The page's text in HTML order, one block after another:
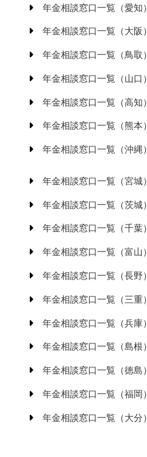
年金相談窓口一覧（愛知）
年金相談窓口一覧（大阪）
年金相談窓口一覧（鳥取）
年金相談窓口一覧（山口）
年金相談窓口一覧（高知）
年金相談窓口一覧（熊本）
年金相談窓口一覧（沖縄）
年金相談窓口一覧（宮城）
年金相談窓口一覧（茨城）
年金相談窓口一覧（千葉）
年金相談窓口一覧（富山）
年金相談窓口一覧（長野）
年金相談窓口一覧（三重）
年金相談窓口一覧（兵庫）
年金相談窓口一覧（島根）
年金相談窓口一覧（徳島）
年金相談窓口一覧（福岡）
年金相談窓口一覧（大分）